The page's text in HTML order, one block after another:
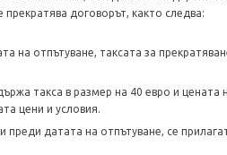
договорът, както следва:
на отпътуване, таксата за
такса в размер на 40 евро и цената
цени и условия.
датата на отпътуване, се